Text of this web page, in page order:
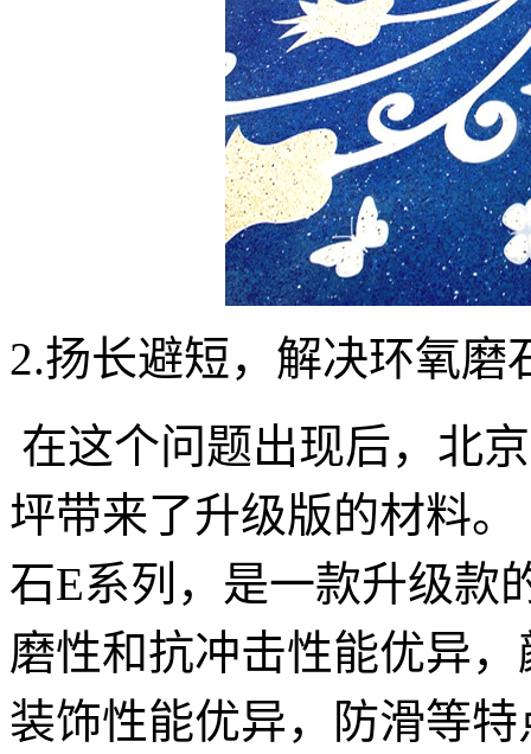
2.扬长避短，解决环氧磨
在这个问题出现后，北
坪带来了升级版的材料
石E系列，是一款升级款
磨性和抗冲击性能优异
装饰性能优异，防滑等